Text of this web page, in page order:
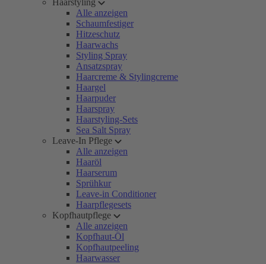
Haarstyling
Alle anzeigen
Schaumfestiger
Hitzeschutz
Haarwachs
Styling Spray
Ansatzspray
Haarcreme & Stylingcreme
Haargel
Haarpuder
Haarspray
Haarstyling-Sets
Sea Salt Spray
Leave-In Pflege
Alle anzeigen
Haaröl
Haarserum
Sprühkur
Leave-in Conditioner
Haarpflegesets
Kopfhautpflege
Alle anzeigen
Kopfhaut-Öl
Kopfhautpeeling
Haarwasser